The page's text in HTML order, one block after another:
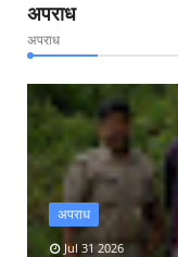
अपराध
अपराध
अपराध
Jul 31 2026